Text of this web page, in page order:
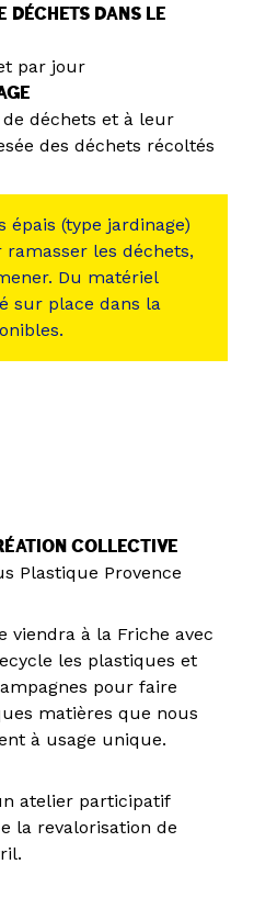
DÉCHETS DANS LE
par jour
déchets et à leur
des déchets récoltés
épais (type jardinage)
les déchets,
Du matériel
sur place dans la
COLLECTIVE
Plastique Provence
viendra à la Friche avec
les plastiques et
pour faire
matières que nous
à usage unique.
atelier participatif
la revalorisation de